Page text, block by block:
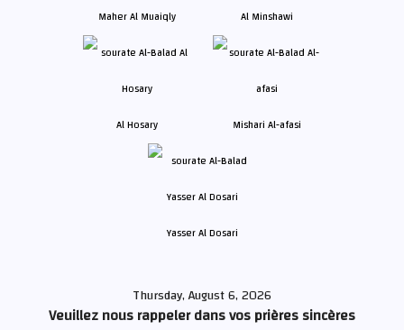
Maher Al Muaiqly Al Minshawi
Al Hosary Mishari Al-afasi
Yasser Al Dosari
Thursday, August 6, 2026
Veuillez nous rappeler dans vos prières sincères